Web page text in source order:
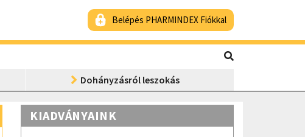
Belépés PHARMINDEX Fiókkal
Dohányzásról leszokás
KIADVÁNYAINK